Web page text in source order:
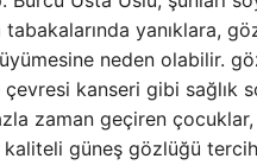
yanıklara,
neden olabilir.
kanseri gibi sağlık
zaman geçiren
güneş gözlüğü